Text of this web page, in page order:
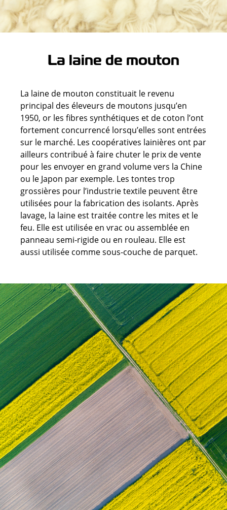
La laine de mouton
La laine de mouton constituait le revenu
principal des éleveurs de moutons jusqu’en
1950, or les fibres synthétiques et de coton l’ont
fortement concurrencé lorsqu’elles sont entrées
sur le marché. Les coopératives lainières ont par
ailleurs contribué à faire chuter le prix de vente
pour les envoyer en grand volume vers la Chine
ou le Japon par exemple. Les tontes trop
grossières pour l’industrie textile peuvent être
utilisées pour la fabrication des isolants. Après
lavage, la laine est traitée contre les mites et le
feu. Elle est utilisée en vrac ou assemblée en
panneau semi-rigide ou en rouleau. Elle est
aussi utilisée comme sous-couche de parquet.